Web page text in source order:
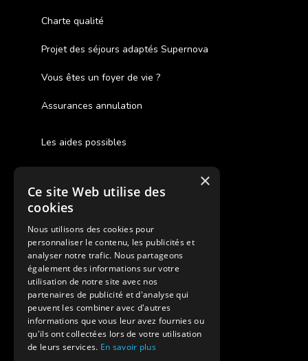
Charte qualité
Projet des séjours adaptés Supernova
Vous êtes un foyer de vie ?
Assurances annulation
Les aides possibles
Cash Back
Pour les fratries
Facebook Supernova
Instagram Supernova
Colonie de vacances SUPERNOVA
×
Ce site Web utilise des
cookies
Nous utilisons des cookies pour
personnaliser le contenu, les publicités et
analyser notre trafic. Nous partageons
également des informations sur votre
utilisation de notre site avec nos
partenaires de publicité et d'analyse qui
peuvent les combiner avec d'autres
informations que vous leur avez fournies ou
qu'ils ont collectées lors de votre utilisation
de leurs services. En savoir plus